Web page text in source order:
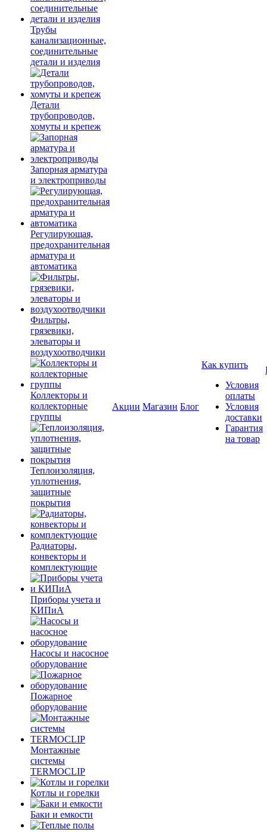
Трубы
канализационные,
соединительные
детали и изделия
Детали
трубопроводов,
хомуты и крепеж
Запорная арматура
и электроприводы
Регулирующая,
предохранительная
арматура и
автоматика
Фильтры,
грязевики,
элеваторы и
воздухоотводчики
Коллекторы и
коллекторные
группы
Теплоизоляция,
уплотнения,
защитные
покрытия
Радиаторы,
конвекторы и
комплектующие
Приборы учета и
КИПиА
Насосы и насосное
оборудование
Пожарное
оборудование
Монтажные
системы
TERMOCLIP
Котлы и горелки
Баки и емкости
Акции Магазин Блог
Как купить
Условия
оплаты
Условия
доставки
Гарантия
на товар